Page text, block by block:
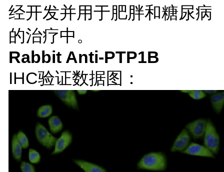
经开发并用于肥胖和糖尿病
的治疗中。
Rabbit Anti-PTP1B
IHC验证数据图：